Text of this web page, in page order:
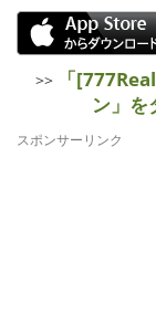
>>
「
ン」
スポンサーリンク